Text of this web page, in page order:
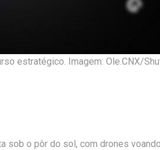
estratégico. Imagem: Ole.CNX/
o pôr do sol, com drones